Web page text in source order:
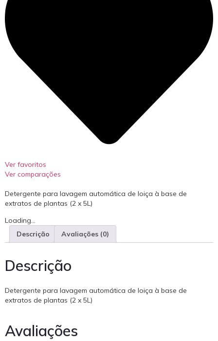
Ver favoritos
Ver comparações
Detergente para lavagem automática de loiça à base de
extratos de plantas (2 x 5L)
Loading...
Descrição
Avaliações (0)
Descrição
Detergente para lavagem automática de loiça à base de
extratos de plantas (2 x 5L)
Avaliações